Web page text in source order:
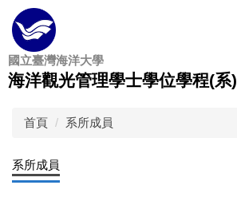
跳
到
主
要
內
國立臺灣海洋大學
海洋觀光管理學士學位學程(系)
首頁 系所成員
系所成員